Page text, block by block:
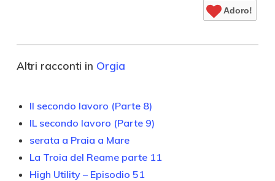
Adoro!
Altri racconti in Orgia
Il secondo lavoro (Parte 8)
IL secondo lavoro (Parte 9)
serata a Praia a Mare
La Troia del Reame parte 11
High Utility – Episodio 51